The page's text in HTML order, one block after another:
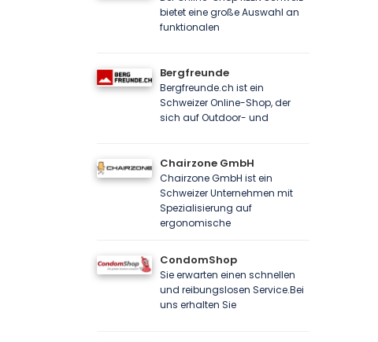
bietet eine große Auswahl an
funktionalen
Bergfreunde
Bergfreunde.ch ist ein
Schweizer Online-Shop, der
sich auf Outdoor- und
Chairzone GmbH
Chairzone GmbH ist ein
Schweizer Unternehmen mit
Spezialisierung auf
ergonomische
CondomShop
Sie erwarten einen schnellen
und reibungslosen Service.Bei
uns erhalten Sie